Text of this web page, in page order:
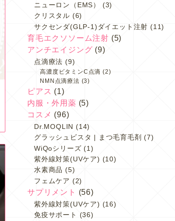
ニューロン（EMS）
(3)
クリスタル (6)
サクセンダ(GLP-1)ダイエット注射 (11)
育毛エクソソーム注射 (5)
アンチエイジング (9)
点滴療法 (9)
高濃度ビタミンC点滴 (2)
NMN点滴療法 (3)
ピアス (1)
内服・外用薬 (5)
コスメ (96)
Dr.MOQLIN (14)
グラッシュビスタ | まつ毛育毛剤 (7)
WiQoシリーズ (1)
紫外線対策(UVケア) (10)
水素商品 (5)
フェムケア (2)
サプリメント (56)
紫外線対策(UVケア) (16)
免疫サポート
(36)